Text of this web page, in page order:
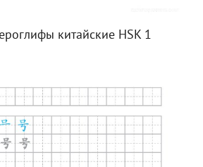
китайские HSK 1